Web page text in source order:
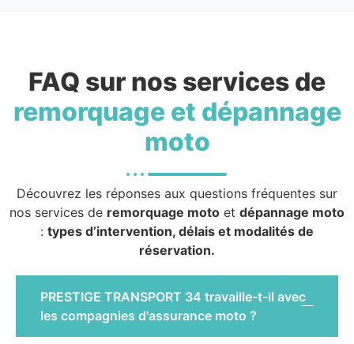
FAQ sur nos services de
remorquage et dépannage
moto
Découvrez les réponses aux questions fréquentes sur
nos services de remorquage moto et dépannage moto
: types d’intervention, délais et modalités de
réservation.
PRESTIGE TRANSPORT 34 travaille-t-il avec
les compagnies d'assurance moto ?